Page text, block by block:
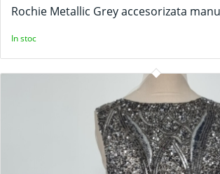
Rochie Metallic Grey accesorizata
In stoc